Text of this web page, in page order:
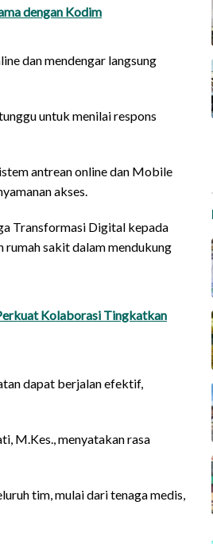
dengan Kodim
dan mendengar langsung
untuk menilai respons
antrean online dan Mobile
akses.
Transformasi Digital kepada
rumah sakit dalam mendukung
Kolaborasi Tingkatkan
dapat berjalan efektif,
M.Kes., menyatakan rasa
tim, mulai dari tenaga medis,